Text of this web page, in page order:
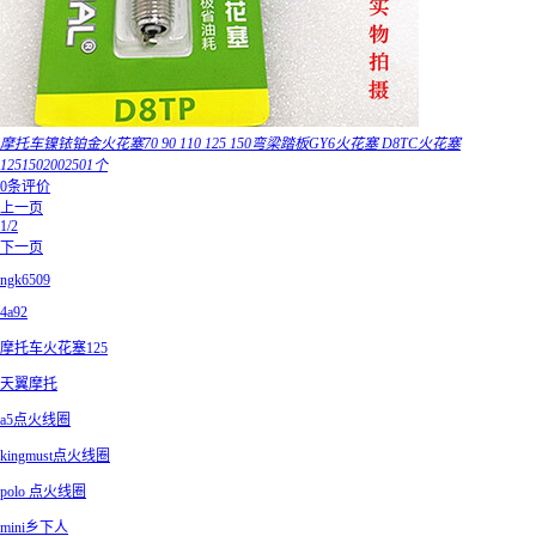
摩托车镍铱铂金火花塞70 90 110 125 150弯梁踏板GY6火花塞 D8TC火花塞
1251502002501个
0条评价
上一页
1/2
下一页
ngk6509
4a92
摩托车火花塞125
天翼摩托
a5点火线圈
kingmust点火线圈
polo 点火线圈
mini乡下人